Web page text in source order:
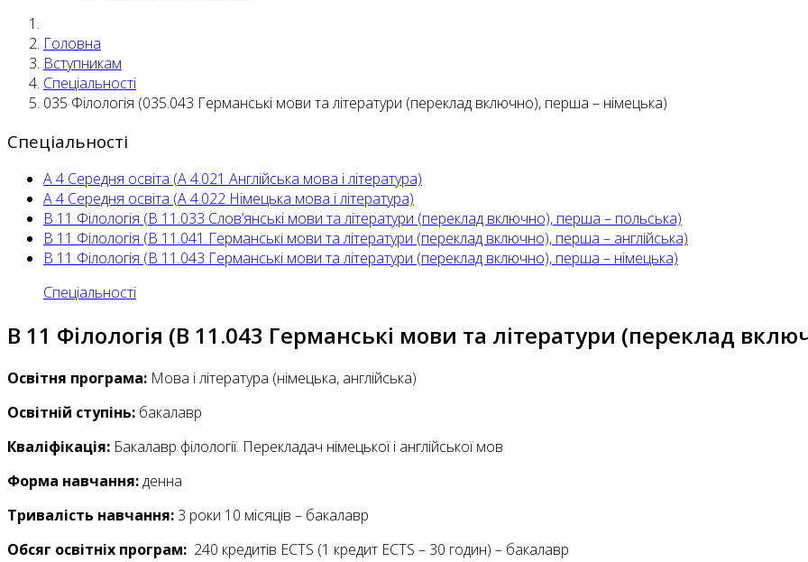
Головна
Вступникам
Спеціальності
035 Філологія (035.043 Германські мови та літератури (переклад включно), перша – німецька)
Спеціальності
А 4 Середня освіта (А 4.021 Англійська мова і література)
А 4 Середня освіта (А 4.022 Німецька мова і література)
В 11 Філологія (В 11.033 Слов’янські мови та літератури (переклад включно), перша – польська)
В 11 Філологія (В 11.041 Германські мови та літератури (переклад включно), перша – англійська)
В 11 Філологія (В 11.043 Германські мови та літератури (переклад включно), перша – німецька)
Спеціальності
В 11 Філологія (В 11.043 Германські мови та літератури (переклад
Освітня програма: Мова і література (німецька, англійська)
Освітній ступінь: бакалавр
Кваліфікація: Бакалавр філології. Перекладач німецької і англійської мов
Форма навчання:денна
Тривалість навчання: 3 роки 10 місяців – бакалавр
Обсяг освітніх програм: 240 кредитів ECTS (1 кредит ЕСТS – 30 годин) – бакалавр